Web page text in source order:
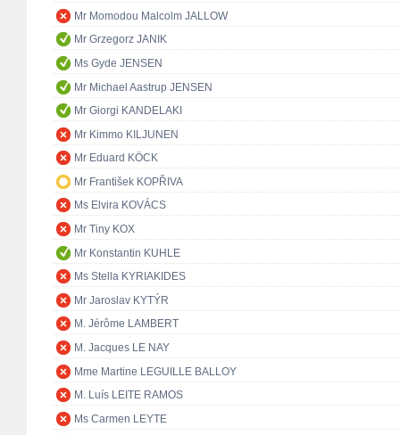
Mr Momodou Malcolm JALLOW
Mr Grzegorz JANIK
Ms Gyde JENSEN
Mr Michael Aastrup JENSEN
Mr Giorgi KANDELAKI
Mr Kimmo KILJUNEN
Mr Eduard KÖCK
Mr František KOPŘIVA
Ms Elvira KOVÁCS
Mr Tiny KOX
Mr Konstantin KUHLE
Ms Stella KYRIAKIDES
Mr Jaroslav KYTÝR
M. Jérôme LAMBERT
M. Jacques LE NAY
Mme Martine LEGUILLE BALLOY
M. Luís LEITE RAMOS
Ms Carmen LEYTE